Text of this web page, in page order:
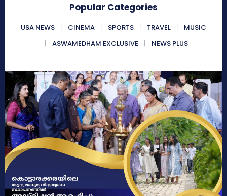
Popular Categories
USA NEWS CINEMA SPORTS TRAVEL
MUSIC
ASWAMEDHAM EXCLUSIVE
NEWS PLUS